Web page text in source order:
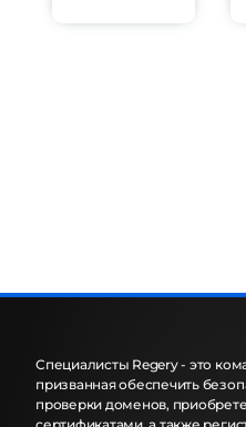
Специалисты Regery - это
призванная обеспечить
проверки доменов,